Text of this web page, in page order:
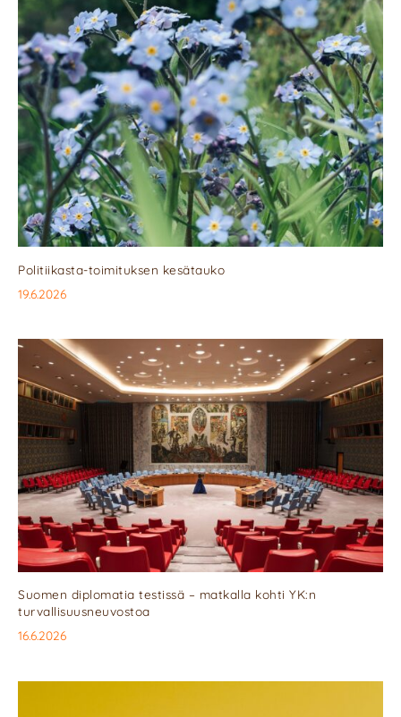
Politiikasta-toimituksen kesätauko
19.6.2026
Suomen diplomatia testissä – matkalla kohti YK:n
turvallisuusneuvostoa
16.6.2026